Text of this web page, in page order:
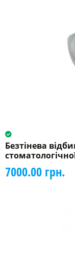
Безтінева
7000.00 грн.